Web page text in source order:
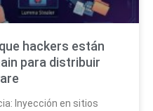
hackers están
para distribuir
Inyección en sitios